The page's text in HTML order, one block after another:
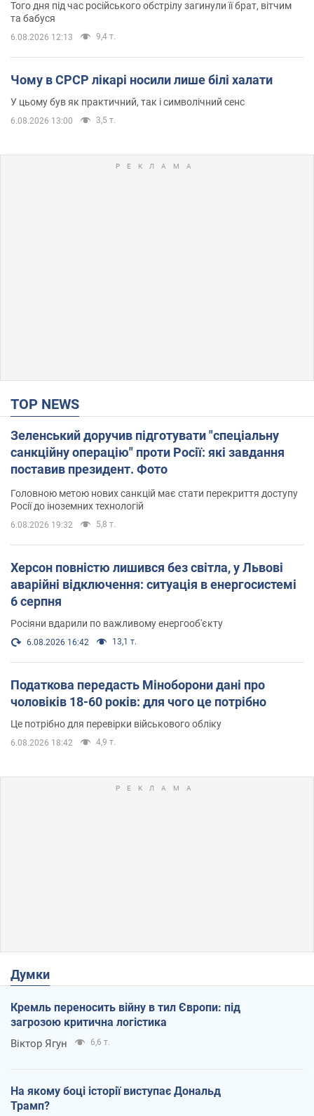
Того дня під час російського обстрілу загинули її брат, вітчим
та бабуся
6.08.2026 12:13 9,4 т.
Чому в СРСР лікарі носили лише білі халати
У цьому був як практичний, так і символічний сенс
6.08.2026 13:00 3,5 т.
TOP NEWS
Зеленський доручив підготувати "спеціальну
санкційну операцію" проти Росії: які завдання
поставив президент. Фото
Головною метою нових санкцій має стати перекриття доступу
Росії до іноземних технологій
6.08.2026 19:32 5,8 т.
Херсон повністю лишився без світла, у Львові
аварійні відключення: ситуація в енергосистемі
6 серпня
Росіяни вдарили по важливому енергооб'єкту
6.08.2026 16:42 13,1 т.
Податкова передасть Міноборони дані про
чоловіків 18-60 років: для чого це потрібно
Це потрібно для перевірки військового обліку
6.08.2026 18:42 4,9 т.
Думки
Кремль переносить війну в тил Європи: під
загрозою критична логістика
Віктор Ягун 6,6 т.
На якому боці історії виступає Дональд
Трамп?